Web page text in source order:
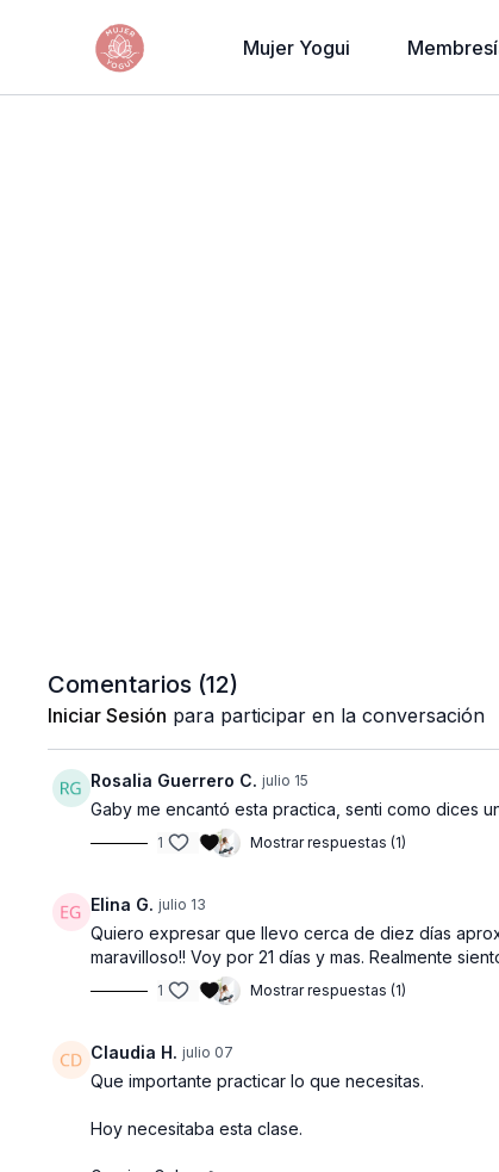
Mujer Yogui
Comentarios (12)
Iniciar Sesión para participar en la conversación
Rosalia Guerrero C. julio 15
Gaby me encantó esta practica, senti como dices
1 Mostrar respuestas (1)
Elina G. julio 13
Quiero expresar que llevo cerca de diez días
maravilloso!! Voy por 21 días y mas. Realmente
1 Mostrar respuestas (1)
Claudia H. julio 07
Que importante practicar lo que necesitas.
Hoy necesitaba esta clase.